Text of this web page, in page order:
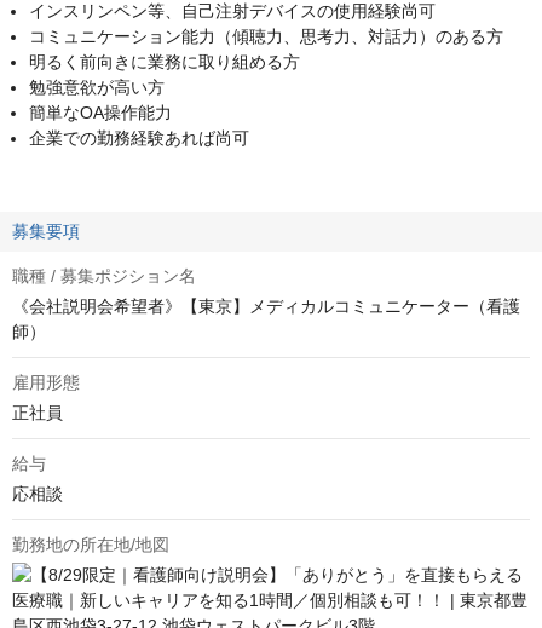
インスリンペン等、自己注射デバイスの使用経験尚可
コミュニケーション能力（傾聴力、思考力、対話力）のある方
明るく前向きに業務に取り組める方
勉強意欲が高い方
簡単なOA操作能力
企業での勤務経験あれば尚可
募集要項
職種 / 募集ポジション名
《会社説明会希望者》【東京】メディカルコミュニケーター（看護
師）
雇用形態
正社員
給与
応相談
勤務地の所在地/地図